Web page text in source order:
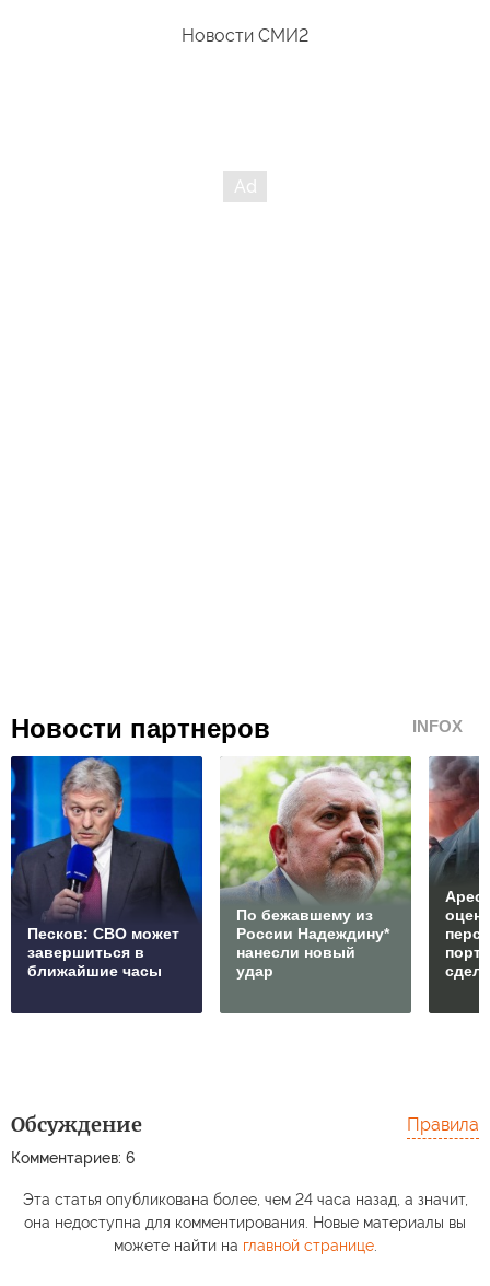
Новости СМИ2
Новости партнеров INFOX
Песков: СВО может
завершиться в
ближайшие часы
По бежавшему из
России Надеждину*
нанесли новый
удар
Обсуждение
Комментариев: 6
Правила
Эта статья опубликована более, чем 24 часа назад, а значит,
она недоступна для комментирования. Новые материалы вы
можете найти на главной странице.